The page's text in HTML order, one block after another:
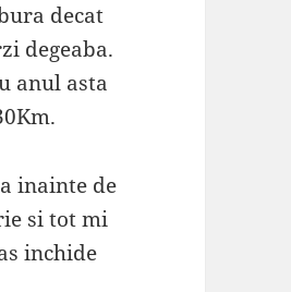
decat
degeaba.
anul asta
inainte de
si tot mi
inchide